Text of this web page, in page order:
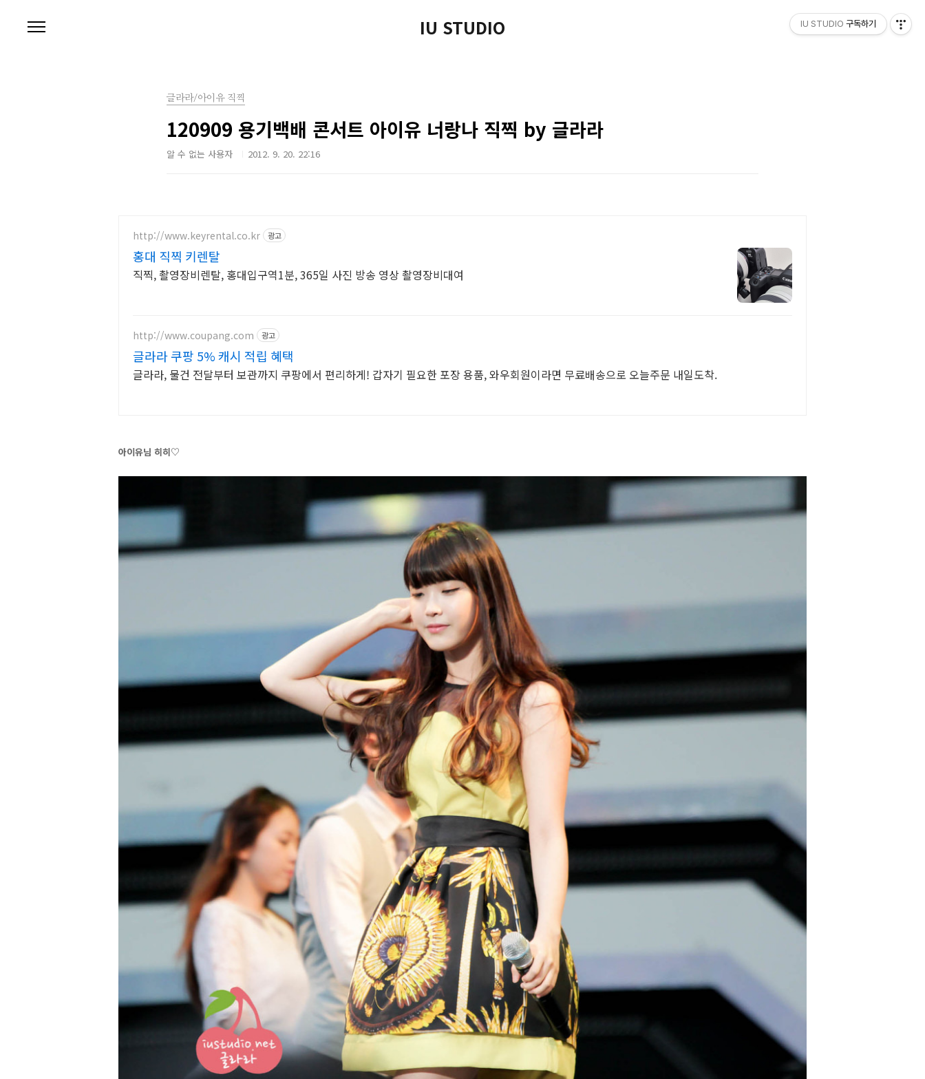
IU STUDIO
글라라/아이유 직찍
120909 용기백배 콘서트 아이유 너랑나 직찍 by 글라라
알 수 없는 사용자 2012. 9. 20. 22:16
http://www.keyrental.co.kr 광고
홍대 직찍 키렌탈
직찍, 촬영장비렌탈, 홍대입구역1분, 365일 사진 방송 영상 촬영장비대여
http://www.coupang.com 광고
글라라 쿠팡 5% 캐시 적립 혜택
글라라, 물건 전달부터 보관까지 쿠팡에서 편리하게! 갑자기 필요한 포장 용품, 와우회원이라면 무료배송으로 오늘주문 내일도착.
아이유님 히히♡
IU STUDIO 구독하기